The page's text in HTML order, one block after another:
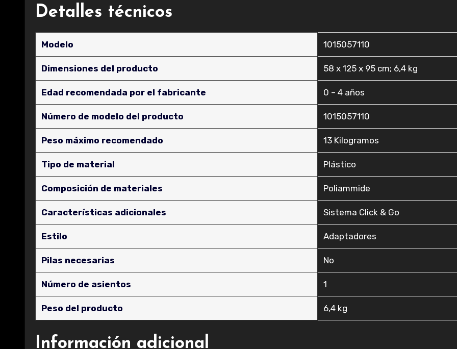
Detalles técnicos
Modelo ‎1015057110
Dimensiones del producto ‎58 x 125 x 95 cm; 6,4 kg
Edad recomendada por el fabricante ‎0 – 4 años
Número de modelo del producto ‎1015057110
Peso máximo recomendado ‎13 Kilogramos
Tipo de material ‎Plástico
Composición de materiales ‎Poliammide
Características adicionales ‎Sistema Click & Go
Estilo ‎Adaptadores
Pilas necesarias ‎No
Número de asientos ‎1
Peso del producto ‎6,4 kg
Información adicional